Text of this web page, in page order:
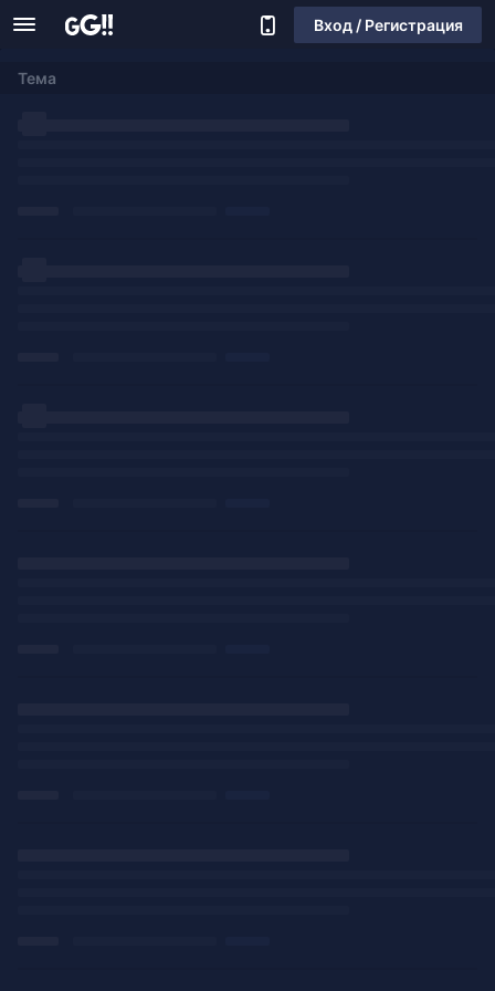
Вход / Регистрация
Тема